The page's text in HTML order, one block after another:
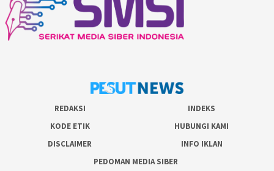
REDAKSI
INDEKS
KODE ETIK
HUBUNGI KAMI
DISCLAIMER
INFO IKLAN
PEDOMAN MEDIA SIBER